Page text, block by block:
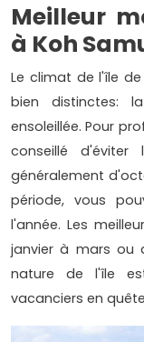
Meilleur
à Koh
Le climat de l'île
bien distinctes:
ensoleillée. Pour
conseillé
généralement
période, vous
l'année. Les
janvier à mars ou
nature de l'île
vacanciers en